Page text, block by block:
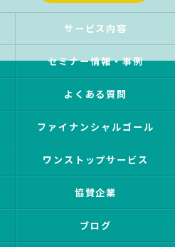
サービス内容
セミナー情報・事例
よくある質問
ファイナンシャルゴール
ワンストップサービス
協賛企業
ブログ